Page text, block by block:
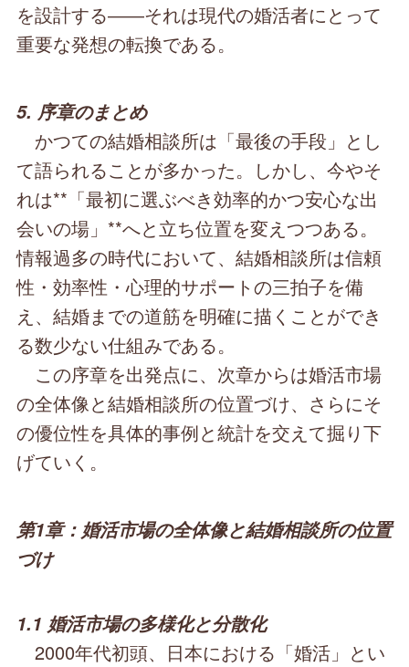
を設計する――それは現代の婚活者にとって
重要な発想の転換である。
5. 序章のまとめ
かつての結婚相談所は「最後の手段」とし
て語られることが多かった。しかし、今やそ
れは**「最初に選ぶべき効率的かつ安心な出
会いの場」**へと立ち位置を変えつつある。
情報過多の時代において、結婚相談所は信頼
性・効率性・心理的サポートの三拍子を備
え、結婚までの道筋を明確に描くことができ
る数少ない仕組みである。
この序章を出発点に、次章からは婚活市場
の全体像と結婚相談所の位置づけ、さらにそ
の優位性を具体的事例と統計を交えて掘り下
げていく。
第1章：婚活市場の全体像と結婚相談所の位置
づけ
1.1 婚活市場の多様化と分散化
2000年代初頭、日本における「婚活」とい